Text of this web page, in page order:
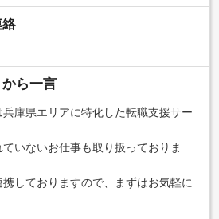
ら一言
庫県エリアに特化した転職支援サー
いないお仕事も取り扱っておりま
しておりますので、まずはお気軽に